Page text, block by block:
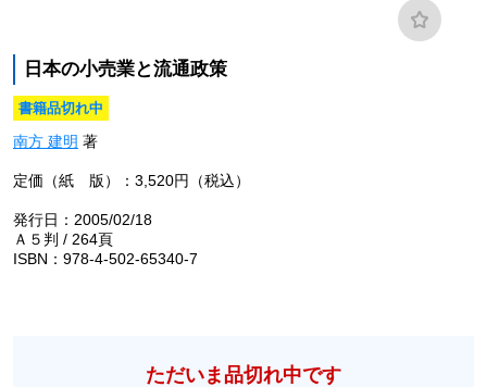
日本の小売業と流通政策
書籍品切れ中
南方 建明 著
定価（紙 版）：3,520円（税込）
発行日：2005/02/18
Ａ５判 / 264頁
ISBN：978-4-502-65340-7
ただいま品切れ中です